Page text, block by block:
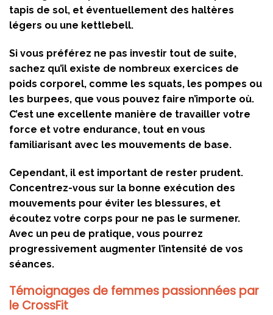
tapis de sol, et éventuellement des haltères
légers ou une kettlebell.
Si vous préférez ne pas investir tout de suite,
sachez qu’il existe de nombreux exercices de
poids corporel, comme les squats, les pompes ou
les burpees, que vous pouvez faire n’importe où.
C’est une excellente manière de travailler votre
force et votre endurance, tout en vous
familiarisant avec les mouvements de base.
Cependant, il est important de rester prudent.
Concentrez-vous sur la bonne exécution des
mouvements pour éviter les blessures, et
écoutez votre corps pour ne pas le surmener.
Avec un peu de pratique, vous pourrez
progressivement augmenter l’intensité de vos
séances.
Témoignages de femmes passionnées par
le CrossFit